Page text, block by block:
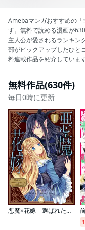
Amebaマンガおすすめの
す。無料で読める漫画が
主人公が愛されるランキン
部がピックアップしたひと
料連載作品を紹介しています
無料作品(630件)
毎日0時に更新
悪魔×花嫁 選ばれた娘はどっち？【単行本版】